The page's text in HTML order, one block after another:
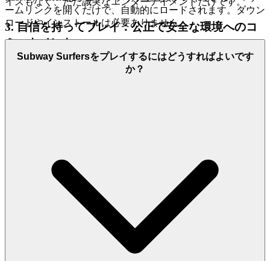
3. 自信を持ってプレイ：公正で安全な環境へのコ
ミットメント
あなたの成果、あなたの進歩、そしてあなたの安心が最も重
たはクエストに集中できます。Subway Surfers のリーダーボ
ードでトップの座を追い求めましょう。それが真のスキルの
試金石であることを知って。私たちは安全で公正な遊び場を
構築します。そうすれば、あなたはあなたの遺産を築くこと
4. プレイヤーへの敬意：厳選された、品質重視の
ームリンクを開くだけで、自動的にロードされます。ダウン
ロードやインストールは必要ありません。
Subway Surfersをプレイするにはどうすればよいです
か？